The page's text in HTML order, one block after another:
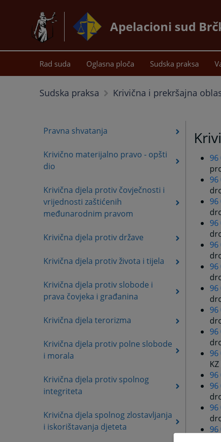
Apelacioni sud
Rad suda Oglasna ploča Sudska praksa
Sudska praksa Krivična i prekršajna
Pravna shvatanja
Krivično materijalno pravo - opšti
dio
Krivična djela protiv čovječnosti i
vrijednosti zaštićenih
međunarodnim pravom
Krivična djela protiv države
Krivična djela protiv života i tijela
Krivična djela protiv slobode i
prava čovjeka i građanina
Krivična djela terorizma
Krivična djela protiv polne slobode
i morala
Krivična djela protiv spolnog
integriteta
Krivična djela spolnog zlostavljanja
i iskorištavanja djeteta
96
96
96
96
96
96
96
96
96
96
96
96
96
96